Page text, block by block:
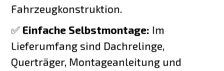
Fahrzeugkonstruktion.
✅ Einfache Selbstmontage: Im
Lieferumfang sind Dachrelinge,
Querträger, Montageanleitung und